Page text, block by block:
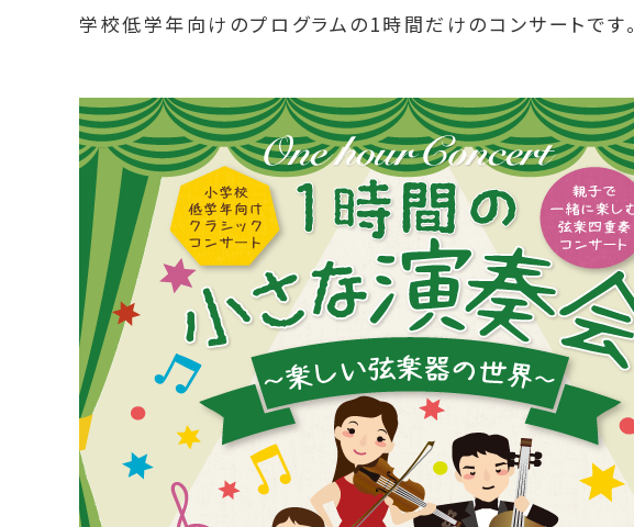
学校低学年向けのプログラムの1時間だけのコンサートです。